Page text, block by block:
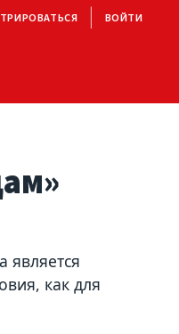
ВОЙТИ
является
как для